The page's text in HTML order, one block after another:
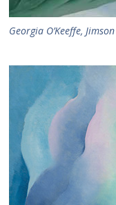
Georgia O’Keeffe,